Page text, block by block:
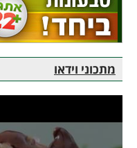
מתכוני וידאו